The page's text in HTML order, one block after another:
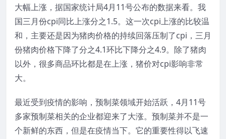
大幅上涨，据国家统计局4月11号公布的数据来看。我
国三月份cpi同比上涨分之1.5。这一次cpi上涨的比较温
和，主要还是因为猪肉价格的持续回落压制了cpi，三月
份猪肉价格下降了分之4.1环比下降分之4.9。除了猪肉
以外，很多商品环比都是在上涨，猪价对cpi影响非常
大。
最近受到疫情的影响，预制菜领域开始活跃，4月11号
多家预制菜相关的企业都迎来了大涨。预制菜并不是一
个新鲜的东西，但是在疫情当下。它的重要性得以飞速